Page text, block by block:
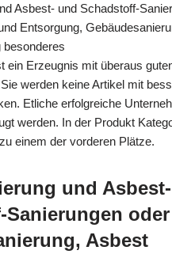
Asbest- und Schadstoff-
Entsorgung,
besonderes
ein Erzeugnis mit überaus
werden keine Artikel mit
Etliche erfolgreiche
werden. In der Produkt
einem der vorderen Plätze.
und
Sanierungen oder
Asbest